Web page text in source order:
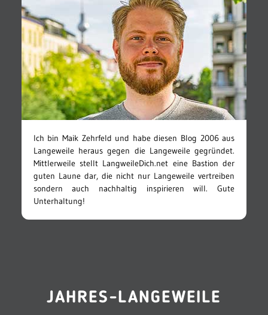
Ich bin Maik Zehrfeld und habe diesen Blog 2006 aus
Langeweile heraus gegen die Langeweile gegründet.
Mittlerweile stellt LangweileDich.net eine Bastion der
guten Laune dar, die nicht nur Langeweile vertreiben
sondern auch nachhaltig inspirieren will. Gute
Unterhaltung!
JAHRES-LANGEWEILE